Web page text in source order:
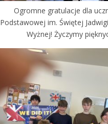
Ogromne gratulacje dla
Podstawowej im. Świętej
Wyżnej! Życzymy